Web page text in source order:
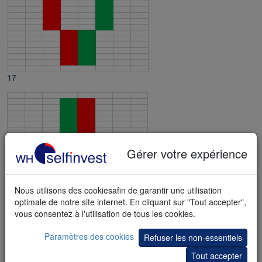
17
18
Gérer votre expérience
Nous utilisons des cookiesafin de garantir une utilisation
optimale de notre site internet. En cliquant sur "Tout accepter",
vous consentez à l'utilisation de tous les cookies.
Paramètres des cookies
Refuser les non-essentiels
Tout accepter